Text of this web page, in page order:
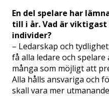
En del spelare har
till i år. Vad är
individer?
– Ledarskap och
få alla ledare och
många som möjligt att
Alla hålls ansvariga och
skall vara mer